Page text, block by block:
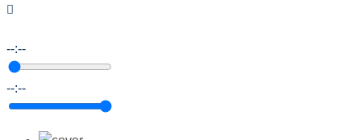
--:--
--:--